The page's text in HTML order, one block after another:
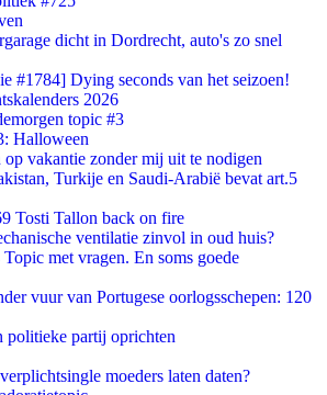
dicht in Dordrecht, auto's zo snel
#1784] Dying seconds van het seizoen!
2026
topic #3
Halloween
op vakantie zonder mij uit te nodigen
Turkije en Saudi-Arabië bevat art.5
Tosti Tallon back on fire
ventilatie zinvol in oud huis?
met vragen. En soms goede
vuur van Portugese oorlogsschepen: 120
politieke partij oprichten
moeders laten daten?